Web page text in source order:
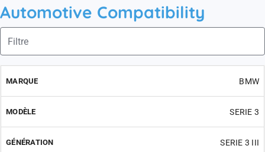
Automotive Compatibility
BMW
SERIE 3
SERIE 3 III